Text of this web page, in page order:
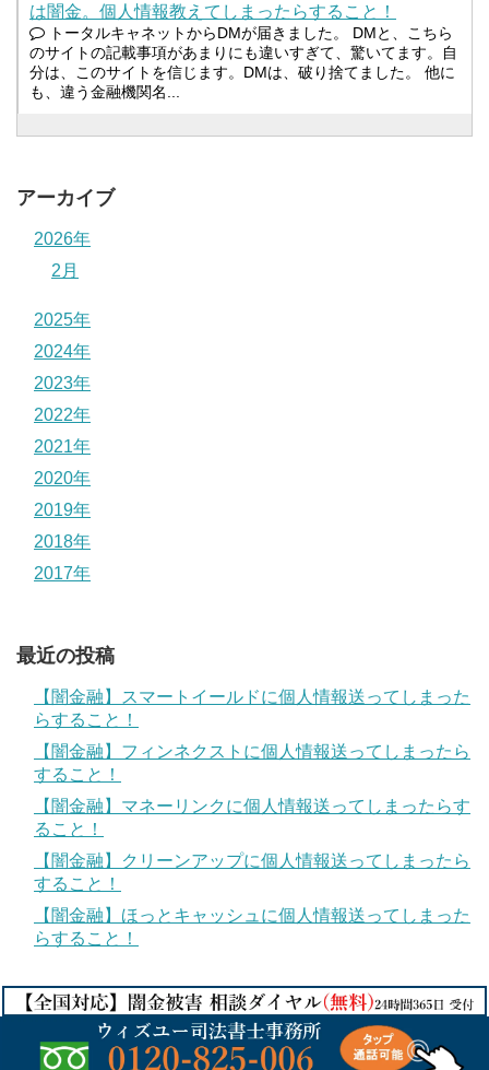
は闇金。個人情報教えてしまったらすること！
トータルキャネットからDMが届きました。 DMと、こちら
のサイトの記載事項があまりにも違いすぎて、驚いてます。自
分は、このサイトを信じます。DMは、破り捨てました。 他に
も、違う金融機関名...
アーカイブ
2026年
2月
2025年
2024年
2023年
2022年
2021年
2020年
2019年
2018年
2017年
最近の投稿
【闇金融】スマートイールドに個人情報送ってしまった
らすること！
【闇金融】フィンネクストに個人情報送ってしまったら
すること！
【闇金融】マネーリンクに個人情報送ってしまったらす
ること！
【闇金融】クリーンアップに個人情報送ってしまったら
すること！
【闇金融】ほっとキャッシュに個人情報送ってしまった
らすること！
© 2017違法金融業者からの被害対策.